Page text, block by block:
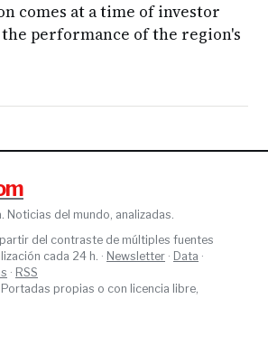
comes at a time of investor
performance of the region's
Noticias del mundo, analizadas.
del contraste de múltiples fuentes
cada 24 h. · Newsletter · Data ·
· RSS
propias o con licencia libre,